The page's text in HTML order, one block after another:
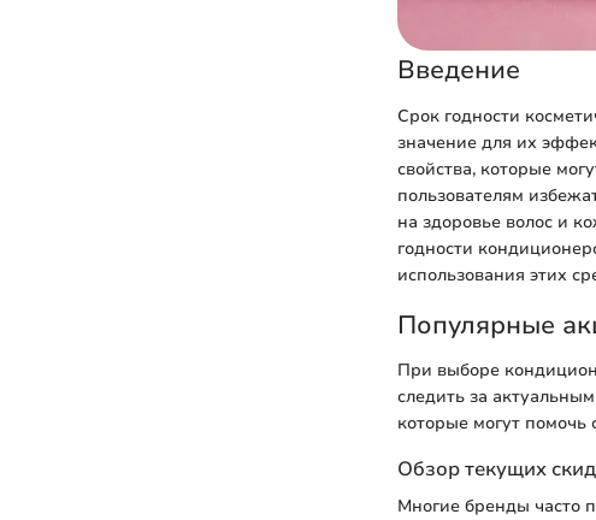
Введение
Срок годности
значение для их
свойства, которые
пользователям
на здоровье волос и
годности
использования этих
Популярные
При выборе
следить за
которые могут помочь
Обзор текущих
Многие бренды часто